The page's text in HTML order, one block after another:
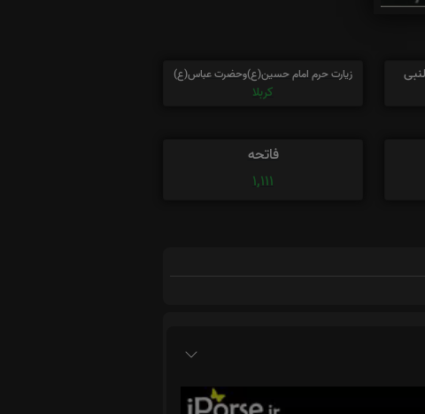
زیارت حرم امام حسین(ع)وحضرت عباس(ع)
کربلا
فاتحه
1,111